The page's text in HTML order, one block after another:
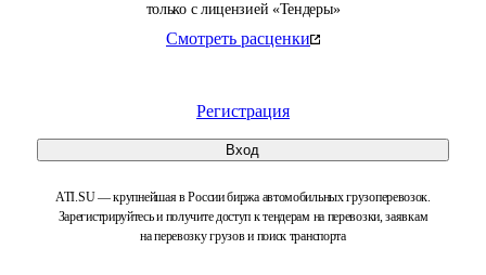
только с лицензией «Тендеры»
Смотреть расценки
Регистрация
Вход
ATI.SU — крупнейшая в России биржа автомобильных грузоперевозок.
Зарегистрируйтесь и получите доступ к тендерам на перевозки, заявкам
на перевозку грузов и поиск транспорта